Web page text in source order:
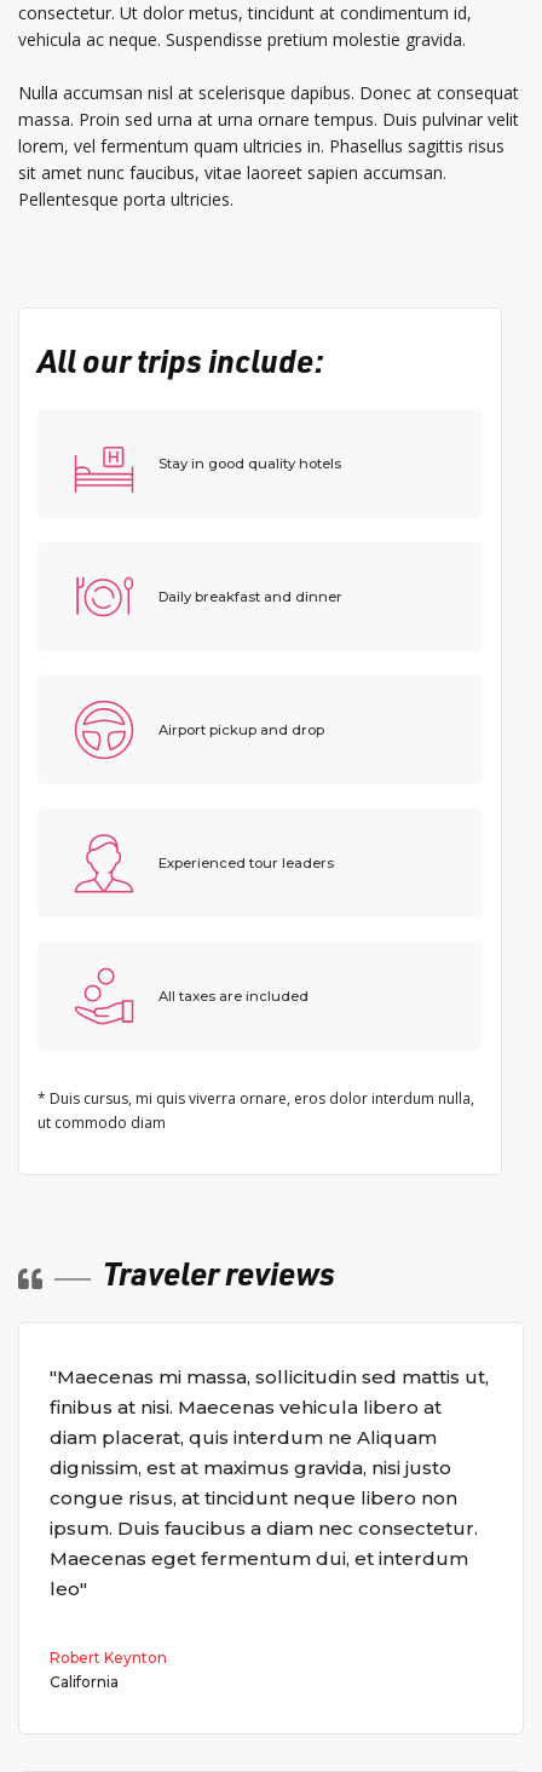
consectetur. Ut dolor metus, tincidunt at condimentum id,
vehicula ac neque. Suspendisse pretium molestie gravida.
Nulla accumsan nisl at scelerisque dapibus. Donec at consequat
massa. Proin sed urna at urna ornare tempus. Duis pulvinar velit
lorem, vel fermentum quam ultricies in. Phasellus sagittis risus
sit amet nunc faucibus, vitae laoreet sapien accumsan.
Pellentesque porta ultricies.
All our trips include:
Stay in good quality hotels
Daily breakfast and dinner
Airport pickup and drop
Experienced tour leaders
All taxes are included
* Duis cursus, mi quis viverra ornare, eros dolor interdum nulla,
ut commodo diam
 Traveler reviews
"Maecenas mi massa, sollicitudin sed mattis ut,
finibus at nisi. Maecenas vehicula libero at
diam placerat, quis interdum ne Aliquam
dignissim, est at maximus gravida, nisi justo
congue risus, at tincidunt neque libero non
ipsum. Duis faucibus a diam nec consectetur.
Maecenas eget fermentum dui, et interdum
leo"
Robert Keynton
California